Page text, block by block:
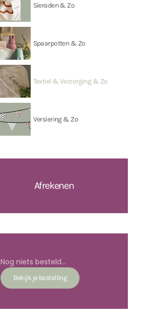
Sieraden & Zo
Spaarpotten & Zo
Textiel & Verzorging & Zo
Versiering & Zo
Afrekenen
Nog niets besteld...